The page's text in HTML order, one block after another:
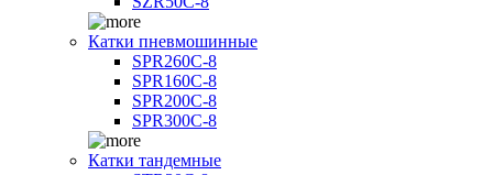
Катки пневмошинные
SPR260C-8
SPR160C-8
SPR200C-8
SPR300C-8
Катки тандемные